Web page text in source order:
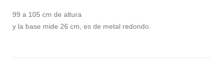
99 a 105 cm de altura
y la base mide 26 cm, es de metal redondo.